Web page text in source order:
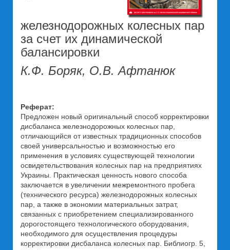
железнодорожных колесных пар
за счет их динамической
балансировки
К.Ф. Боряк, О.В. Афтанюк
Реферат:
Предложен новый оригинальный способ корректировки
дисбаланса железнодорожных колесных пар,
отличающийся от известных традиционных способов
своей универсальностью и возможностью его
применения в условиях существующей технологии
освидетельствования колесных пар на предприятиях
Украины. Практическая ценность нового способа
заключается в увеличении межремонтного пробега
(технического ресурса) железнодорожных колесных
пар, а также в экономии материальных затрат,
связанных с приобретением специализированного
дорогостоящего технологического оборудования,
необходимого для осуществления процедуры
корректировки дисбаланса колесных пар. Библиогр. 5,